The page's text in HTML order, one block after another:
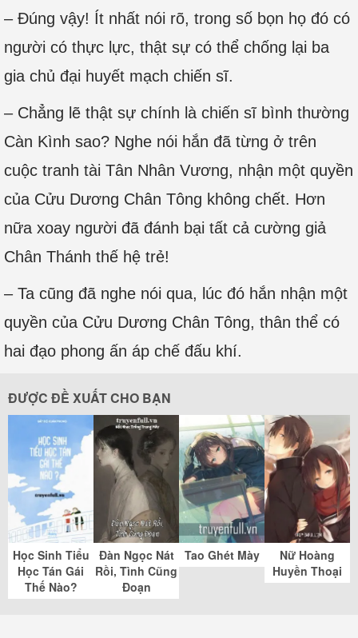
– Đúng vậy! Ít nhất nói rõ, trong số bọn họ đó có
người có thực lực, thật sự có thể chống lại ba
gia chủ đại huyết mạch chiến sĩ.
– Chẳng lẽ thật sự chính là chiến sĩ bình thường
Càn Kình sao? Nghe nói hắn đã từng ở trên
cuộc tranh tài Tân Nhân Vương, nhận một quyền
của Cửu Dương Chân Tông không chết. Hơn
nữa xoay người đã đánh bại tất cả cường giả
Chân Thánh thế hệ trẻ!
– Ta cũng đã nghe nói qua, lúc đó hắn nhận một
quyền của Cửu Dương Chân Tông, thân thể có
hai đạo phong ấn áp chế đấu khí.
ĐƯỢC ĐỀ XUẤT CHO BẠN
Học Sinh Tiểu
Học Tán Gái
Thế Nào?
Đàn Ngọc Nát
Rồi, Tình Cũng
Đoạn
Tao Ghét Mày
Nữ Hoàng
Huyền Thoại